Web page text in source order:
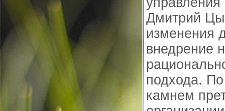
Дмитрий
изменения
внедрение
подхода.
камнем